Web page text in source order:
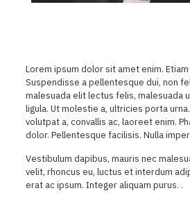
Lorem ipsum dolor sit amet enim.
Suspendisse a pellentesque dui, non
malesuada elit lectus felis, malesuada
ligula. Ut molestie a, ultricies porta
volutpat a, convallis ac, laoreet enim.
dolor. Pellentesque facilisis. Nulla
Vestibulum dapibus, mauris nec
velit, rhoncus eu, luctus et interdum
erat ac ipsum. Integer aliquam purus. .